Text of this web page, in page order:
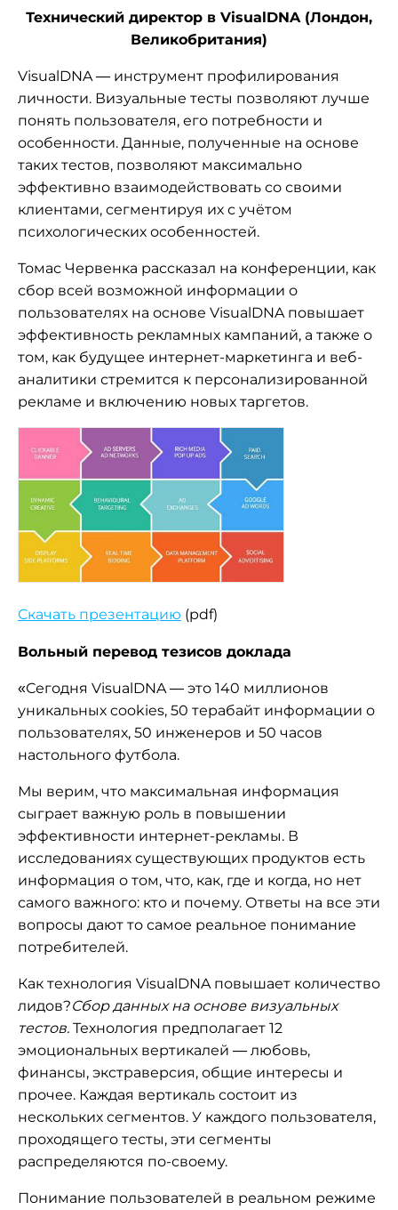
Технический директор в VisualDNA (Лондон,
Великобритания)
VisualDNA — инструмент профилирования
личности. Визуальные тесты позволяют лучше
понять пользователя, его потребности и
особенности. Данные, полученные на основе
таких тестов, позволяют максимально
эффективно взаимодействовать со своими
клиентами, сегментируя их с учётом
психологических особенностей.
Томас Червенка рассказал на конференции, как
сбор всей возможной информации о
пользователях на основе VisualDNA повышает
эффективность рекламных кампаний, а также о
том, как будущее интернет-маркетинга и веб-
аналитики стремится к персонализированной
рекламе и включению новых таргетов.
Скачать презентацию (pdf)
Вольный перевод тезисов доклада
«Сегодня VisualDNA — это 140 миллионов
уникальных cookies, 50 терабайт информации о
пользователях, 50 инженеров и 50 часов
настольного футбола.
Мы верим, что максимальная информация
сыграет важную роль в повышении
эффективности интернет-рекламы. В
исследованиях существующих продуктов есть
информация о том, что, как, где и когда, но нет
самого важного: кто и почему. Ответы на все эти
вопросы дают то самое реальное понимание
потребителей.
Как технология VisualDNA повышает количество
лидов?Сбор данных на основе визуальных
тестов. Технология предполагает 12
эмоциональных вертикалей — любовь,
финансы, экстраверсия, общие интересы и
прочее. Каждая вертикаль состоит из
нескольких сегментов. У каждого пользователя,
проходящего тесты, эти сегменты
распределяются по-своему.
Понимание пользователей в реальном режиме